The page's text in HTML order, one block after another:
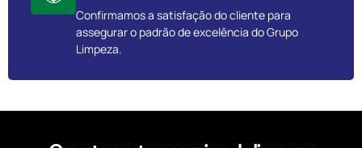
Confirmamos a satisfação do cliente para
assegurar o padrão de excelência do Grupo
Limpeza.